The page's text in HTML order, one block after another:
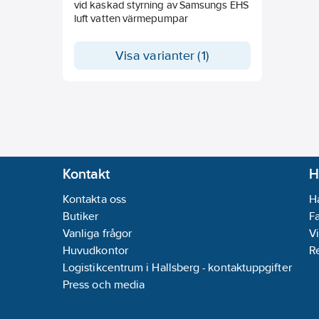
vid kaskad styrning av Samsungs EHS
luft vatten värmepumpar
Visa varianter (1)
Kontakt
Kontakta oss
Butiker
Vanliga frågor
Huvudkontor
Logistikcentrum i Hallsberg - kontaktuppgifter
Press och media